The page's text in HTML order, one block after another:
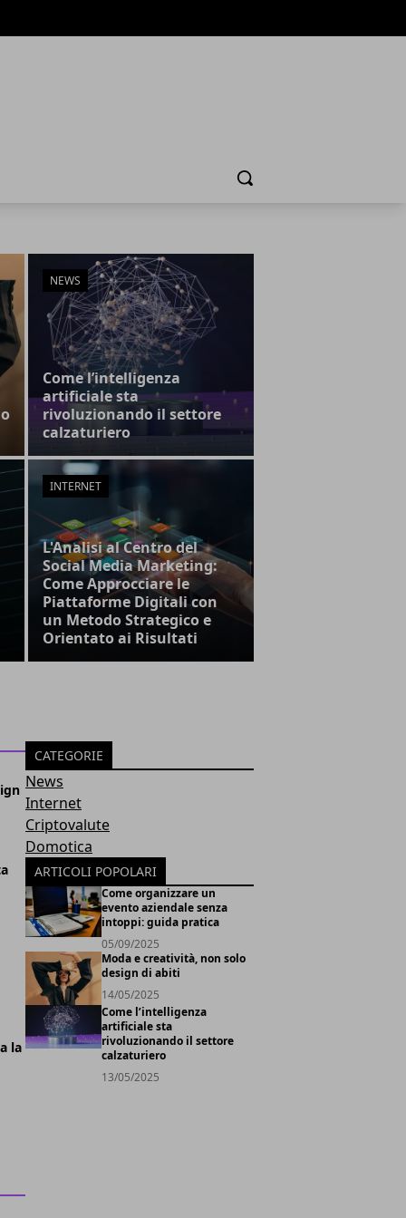
Cerca
NEWS
Come l’intelligenza
artificiale sta
rivoluzionando il settore
calzaturiero
INTERNET
L'Analisi al Centro del
Social Media Marketing:
Come Approcciare le
Piattaforme Digitali con
un Metodo Strategico e
Orientato ai Risultati
la
CATEGORIE
News
Internet
Criptovalute
Domotica
ARTICOLI POPOLARI
Come organizzare un
evento aziendale senza
intoppi: guida pratica
05/09/2025
Moda e creatività, non solo
design di abiti
14/05/2025
Come l’intelligenza
artificiale sta
rivoluzionando il settore
calzaturiero
13/05/2025